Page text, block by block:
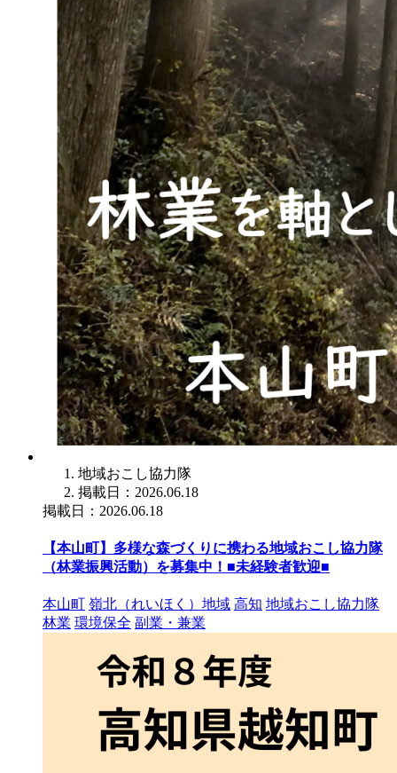
地域おこし協力隊
掲載日：2026.06.18
掲載日：2026.06.18
【本山町】多様な森づくりに携わる地域おこし協力隊
（林業振興活動）を募集中！■未経験者歓迎■
本山町 嶺北（れいほく）地域 高知 地域おこし協力隊
林業 環境保全 副業・兼業